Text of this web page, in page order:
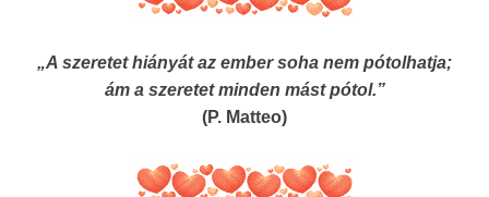
„A szeretet hiányát az ember soha nem pótolhatja;
ám a szeretet minden mást pótol.”
(P. Matteo)